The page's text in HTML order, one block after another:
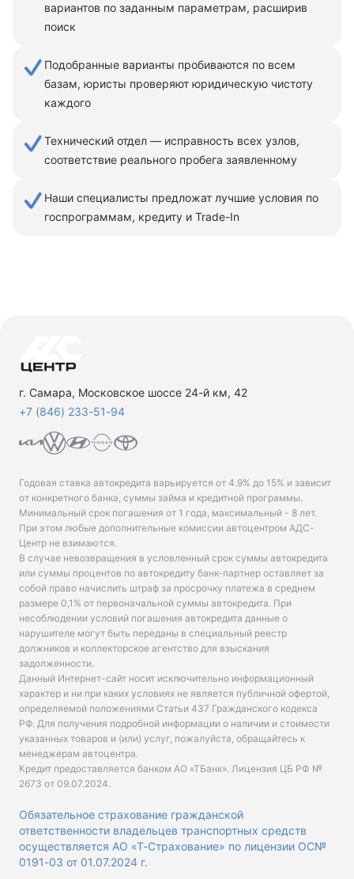
вариантов по заданным параметрам, расширив
поиск
Подобранные варианты пробиваются по всем
базам, юристы проверяют юридическую чистоту
каждого
Технический отдел — исправность всех узлов,
соответствие реального пробега заявленному
Наши специалисты предложат лучшие условия по
госпрограммам, кредиту и Trade-In
г. Самара, Московское шоссе 24-й км, 42
+7 (846) 233-51-94
Годовая ставка автокредита варьируется от 4.9% до 15% и зависит
от конкретного банка, суммы займа и кредитной программы.
Минимальный срок погашения от 1 года, максимальный - 8 лет.
При этом любые дополнительные комиссии автоцентром АДС-
Центр не взимаются.
В случае невозвращения в условленный срок суммы автокредита
или суммы процентов по автокредиту банк-партнер оставляет за
собой право начислить штраф за просрочку платежа в среднем
размере 0,1% от первоначальной суммы автокредита. При
несоблюдении условий погашения автокредита данные о
нарушителе могут быть переданы в специальный реестр
должников и коллекторское агентство для взыскания
задолженности.
Данный Интернет-сайт носит исключительно информационный
характер и ни при каких условиях не является публичной офертой,
определяемой положениями Статьи 437 Гражданского кодекса
РФ. Для получения подробной информации о наличии и стоимости
указанных товаров и (или) услуг, пожалуйста, обращайтесь к
менеджерам автоцентра.
Кредит предоставляется банком АО «ТБанк». Лицензия ЦБ РФ №
2673 от 09.07.2024.
Обязательное страхование гражданской
ответственности владельцев транспортных средств
осуществляется АО «Т-Страхование» по лицензии ОС№
0191-03 от 01.07.2024 г.